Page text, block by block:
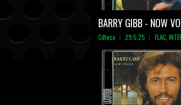
BARRY GIBB - NOW
Cdteca 29.5.25 FLAC,